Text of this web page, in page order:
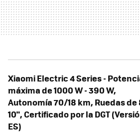
Xiaomi Electric 4 Series -
máxima de 1000 W - 390 W,
Autonomía 70/18 km, Ruedas de
10", Certificado por la DGT
ES)